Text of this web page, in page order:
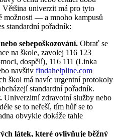
univerzit má pro tyto
možnosti — a mnoho kampusů
standardní pořadník:
sebepoškozování. Obrať se
na škole, zavolej 116 123
dospělí), 116 111 (Linka
navštiv findahelpline.com
škol má navíc urgentní protokoly
standardní pořadník.
Univerzitní zdravotní služby nebo
se to neřeší, tím hůř se to
obvykle dokáže tahle
látek, které ovlivňuje běžný